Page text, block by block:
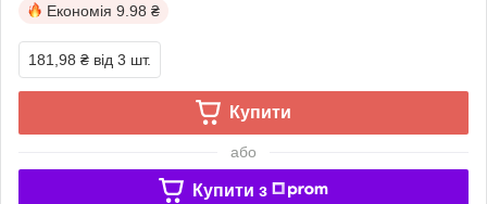
Економія 9.98 ₴
181,98 ₴ від 3 шт.
Купити
або
Купити з